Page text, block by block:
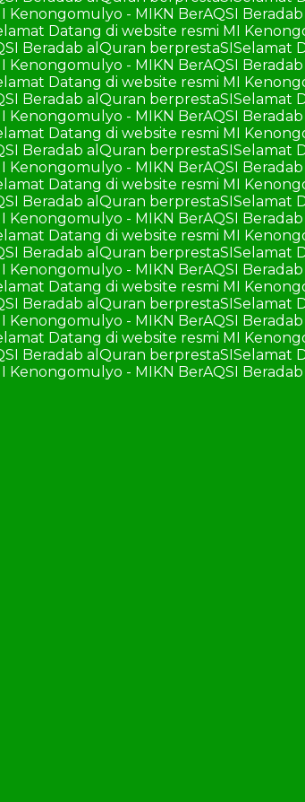
Kenongomulyo - MIKN BerAQSI
Datang di website resmi MI
Beradab alQuran berprestaSISelamat
Kenongomulyo - MIKN BerAQSI
Datang di website resmi MI
Beradab alQuran berprestaSISelamat
Kenongomulyo - MIKN BerAQSI
Datang di website resmi MI
Beradab alQuran berprestaSISelamat
Kenongomulyo - MIKN BerAQSI
Datang di website resmi MI
Beradab alQuran berprestaSISelamat
Kenongomulyo - MIKN BerAQSI
Datang di website resmi MI
Beradab alQuran berprestaSISelamat
Kenongomulyo - MIKN BerAQSI
Datang di website resmi MI
Beradab alQuran berprestaSISelamat
Kenongomulyo - MIKN BerAQSI
Datang di website resmi MI
Beradab alQuran berprestaSISelamat
Kenongomulyo - MIKN BerAQSI